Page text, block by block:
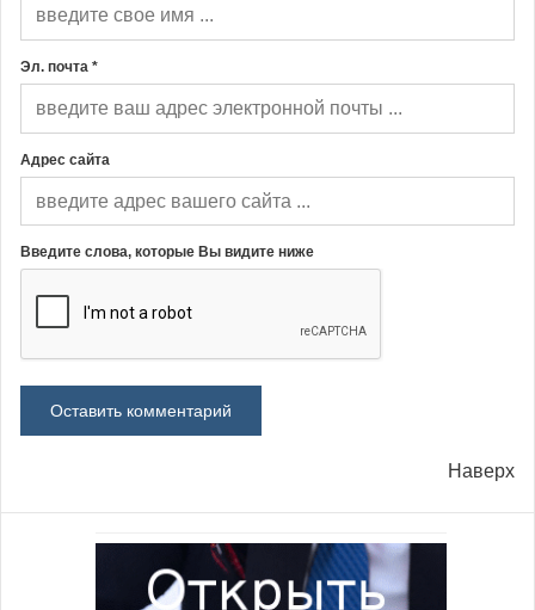
Эл. почта *
Адрес сайта
Введите слова, которые Вы видите ниже
Наверх